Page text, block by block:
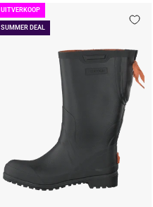
SUMMER DEAL
UITVERKOOP